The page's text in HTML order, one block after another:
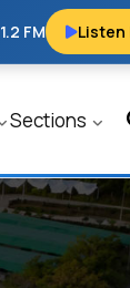
FM Listen
Sections